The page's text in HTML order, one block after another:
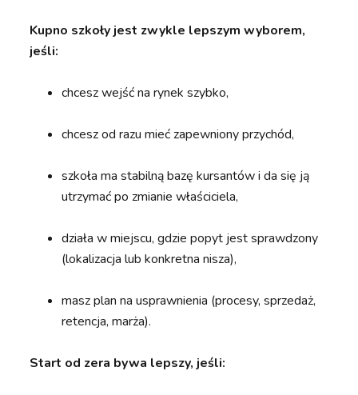
Kupno szkoły jest zwykle lepszym wyborem,
jeśli:
chcesz wejść na rynek szybko,
chcesz od razu mieć zapewniony przychód,
szkoła ma stabilną bazę kursantów i da się ją
utrzymać po zmianie właściciela,
działa w miejscu, gdzie popyt jest sprawdzony
(lokalizacja lub konkretna nisza),
masz plan na usprawnienia (procesy, sprzedaż,
retencja, marża).
Start od zera bywa lepszy, jeśli: